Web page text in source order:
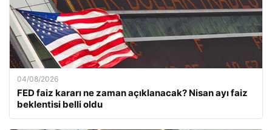
04/08/2026
FED faiz kararı ne zaman açıklanacak? Nisan ayı faiz
beklentisi belli oldu